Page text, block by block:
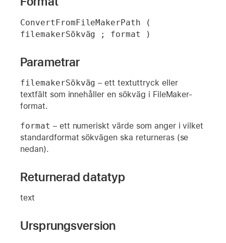
ConvertFromFileMakerPath (
filemakerSökväg ; format )
Parametrar
filemakerSökväg – ett textuttryck eller
textfält som innehåller en sökväg i FileMaker-
format.
format – ett numeriskt värde som anger i vilket
standardformat sökvägen ska returneras (se
nedan).
Returnerad datatyp
text
Ursprungsversion